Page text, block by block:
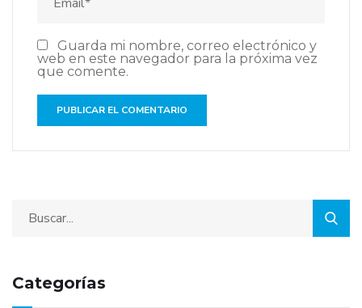
Guarda mi nombre, correo electrónico y
web en este navegador para la próxima vez
que comente.
Categorías